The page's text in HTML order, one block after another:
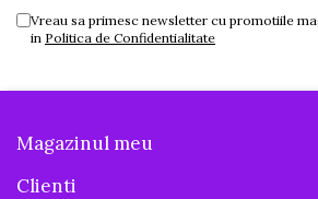
Vreau sa primesc newsletter cu promotiile
in Politica de Confidentialitate
Magazinul meu
Clienti